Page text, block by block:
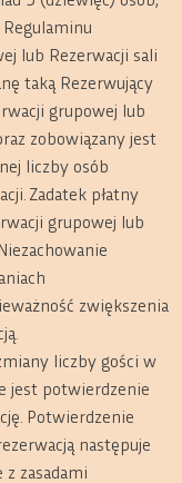
lub Rezerwacji sali
taką Rezerwujący
grupowej lub
zobowiązany jest
liczby osób
Zadatek płatny
grupowej lub
zwiększenia
liczby gości w
jest potwierdzenie
Potwierdzenie
następuje
zasadami